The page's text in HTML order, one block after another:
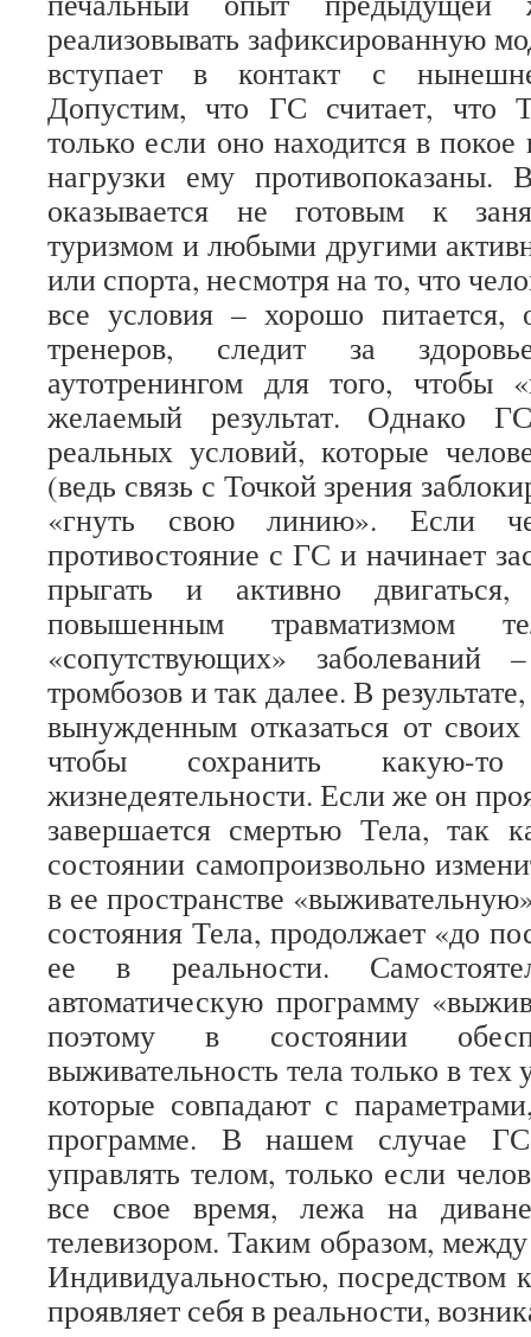
реализовывать зафиксированную
вступает в контакт с
Допустим, что ГС считает, что
только если оно находится в
нагрузки ему противопоказаны.
оказывается не готовым к
туризмом и любыми другими
или спорта, несмотря на то, что
все условия – хорошо питается,
тренеров, следит за
аутотренингом для того, чтобы
желаемый результат. Однако
реальных условий, которые
(ведь связь с Точкой зрения
«гнуть свою линию». Если
противостояние с ГС и начинает
прыгать и активно двигаться,
повышенным травматизмом
«сопутствующих» заболеваний
тромбозов и так далее. В
вынужденным отказаться от
чтобы сохранить какую-
жизнедеятельности. Если же он
завершается смертью Тела, так
состоянии самопроизвольно
в ее пространстве
состояния Тела, продолжает «до
ее в реальности.
автоматическую программу
поэтому в состоянии
выживательность тела только в тех
которые совпадают с
программе. В нашем случае ГС
управлять телом, только если
все свое время, лежа на
телевизором. Таким образом,
Индивидуальностью, посредством
проявляет себя в реальности,